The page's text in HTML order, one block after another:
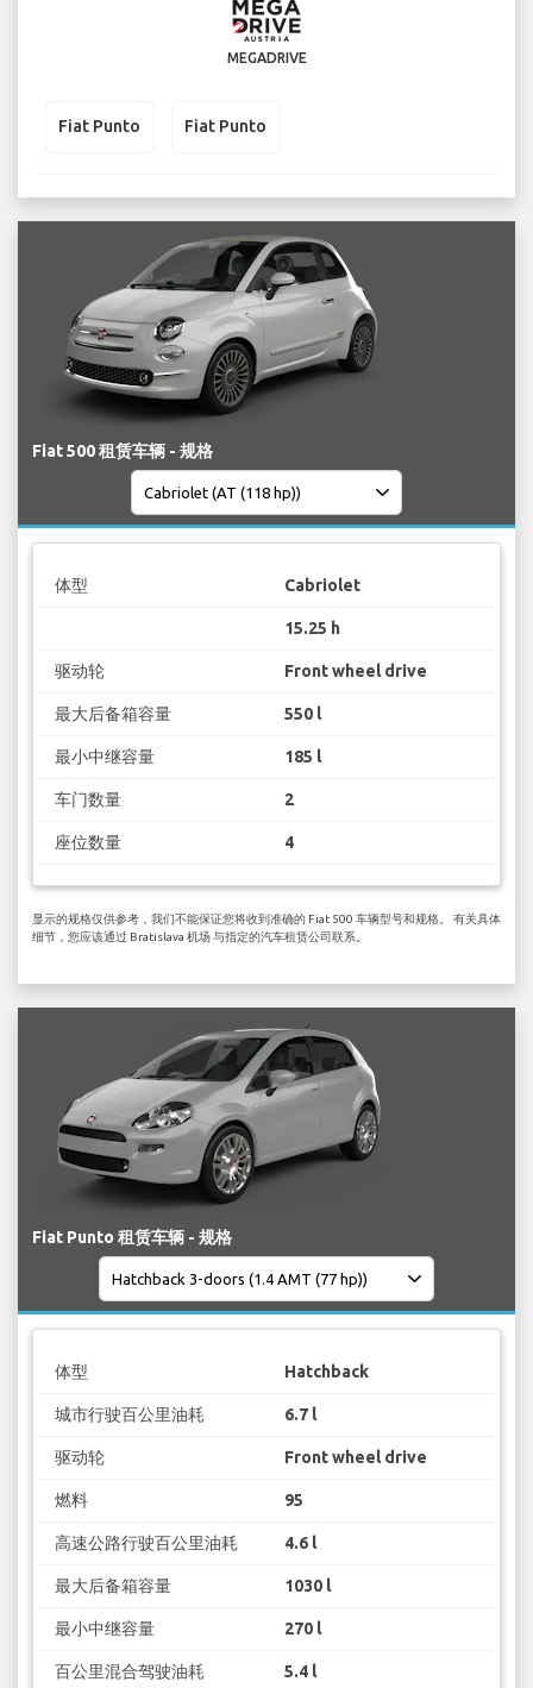
MEGADRIVE
Fiat Punto Fiat Punto
Fiat 500 租赁车辆 - 规格
体型 Cabriolet
15.25 h
驱动轮 Front wheel drive
最大后备箱容量 550 l
最小中继容量 185 l
车门数量 2
座位数量 4
显示的规格仅供参考，我们不能保证您将收到准确的 Fiat 500 车辆型号和规格。 有关具体
细节，您应该通过 Bratislava 机场 与指定的汽车租赁公司联系。
Fiat Punto 租赁车辆 - 规格
体型 Hatchback
城市行驶百公里油耗 6.7 l
驱动轮 Front wheel drive
燃料 95
高速公路行驶百公里油耗 4.6 l
最大后备箱容量 1030 l
最小中继容量 270 l
百公里混合驾驶油耗 5.4 l